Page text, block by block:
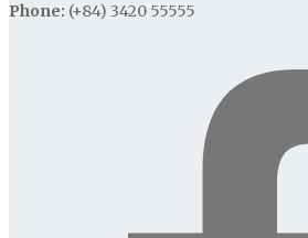
Phone: (+84) 3420 55555